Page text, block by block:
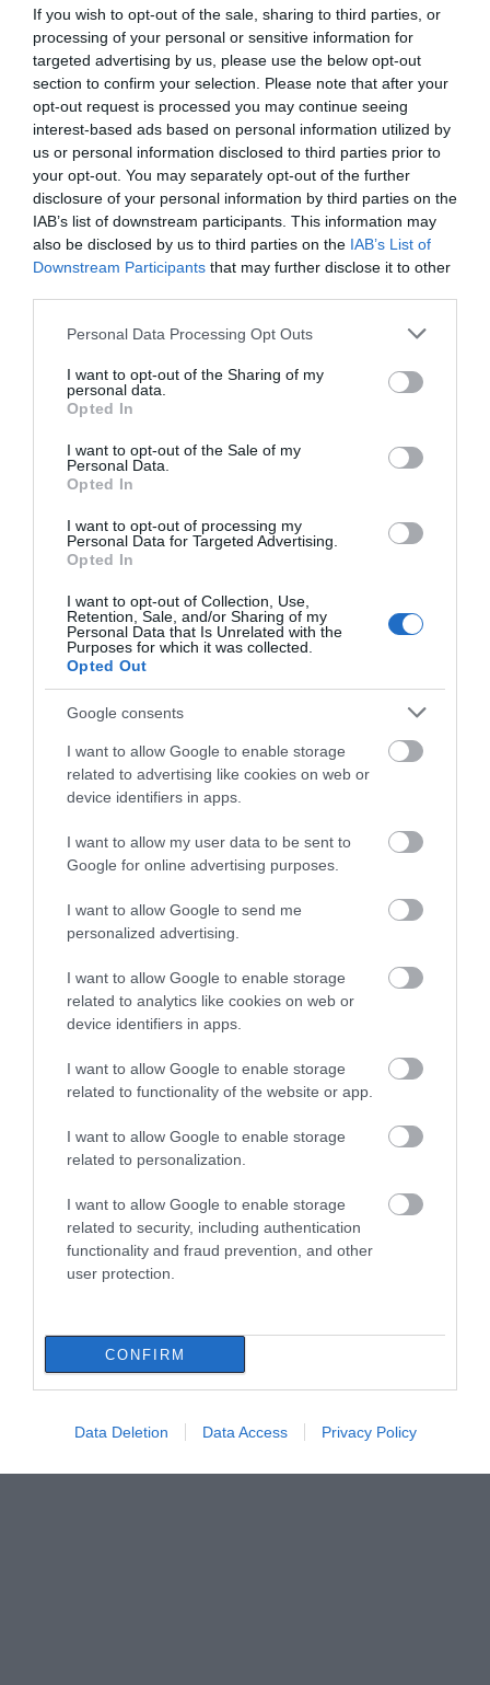
If you wish to opt-out of the sale, sharing to third parties, or
processing of your personal or sensitive information for
targeted advertising by us, please use the below opt-out
section to confirm your selection. Please note that after your
opt-out request is processed you may continue seeing
interest-based ads based on personal information utilized by
us or personal information disclosed to third parties prior to
your opt-out. You may separately opt-out of the further
disclosure of your personal information by third parties on the
IAB’s list of downstream participants. This information may
also be disclosed by us to third parties on the IAB’s List of
Downstream Participants that may further disclose it to other
Please note that this website/app uses one or more Google
not limited to your visit or usage behaviour. You may click to
grant or deny consent to Google and its third-party tags to
use your data for below specified purposes in below Google
consent section.
Personal Data Processing Opt Outs
I want to opt-out of the Sharing of my
personal data.
Opted In
I want to opt-out of the Sale of my
Personal Data.
Opted In
I want to opt-out of processing my
Personal Data for Targeted Advertising.
Opted In
I want to opt-out of Collection, Use,
Retention, Sale, and/or Sharing of my
Personal Data that Is Unrelated with the
Purposes for which it was collected.
Opted Out
Google consents
I want to allow Google to enable storage
related to advertising like cookies on web or
device identifiers in apps.
I want to allow my user data to be sent to
Google for online advertising purposes.
I want to allow Google to send me
personalized advertising.
I want to allow Google to enable storage
related to analytics like cookies on web or
device identifiers in apps.
I want to allow Google to enable storage
related to functionality of the website or app.
I want to allow Google to enable storage
related to personalization.
I want to allow Google to enable storage
related to security, including authentication
functionality and fraud prevention, and other
user protection.
CONFIRM
Data Deletion Data Access Privacy Policy
09.08.2026 | 15:20
Εύβοια: Έργα οδοποιίας 2,4 εκατ.
ευρώ – Ποιοι δρόμοι αλλάζουν
09.08.2026 | 15:00
Τουρισμός για Όλους 2026-2027:
Ποιοι κάνουν αίτηση σήμερα –
Έως 600 ευρώ η επιδότηση
09.08.2026 | 14:40
σήμερα στην Εύβοια – Μεγάλη
προσοχή!
e-ΕΦΚΑ και ΔΥΠΑ: Ποιοι
δικαιούχοι πληρώνονται έως τις
14 Αυγούστου
09.08.2026 | 14:00
Κατάνυξη στην Εύβοια:
Παράκληση της Παναγίας στη
Λούτσα με κεράσματα και
αναψυκτικά
09.08.2026 | 13:40
Σκύλος ή γάτα; Δείτε πόσα
χρήματα θα χρειαστείτε κάθε
χρόνο
09.08.2026 | 13:20
Πανικός σε λιμάνι της Εύβοιας με
37χρονο άνδρα
Ο Λευτέρης Στεργίου
επιστρέφει στην
Ιστιαία!
Σε δημοπρασία η
μπάλα των ιστορικών
γκολ του Μαραντόνα
Α. Ο. Χαλκίς: Πρώτο
αγωνιστική περίοδο –
Αθλητικό σωματείο της
Εύβοιας εξέδωσε
ανακοίνωση για το
βουλευτή Σίμο
Έσπασαν πιάτα στο
κεφάλι του Αταμάν –
Βίντεο από τη Σύμη
Α. Ο. Χαλκίς: Στον
αγιασμό ο
Χρυσόστομου μέσα στο
γήπεδο που συγκίνησε
(vid)